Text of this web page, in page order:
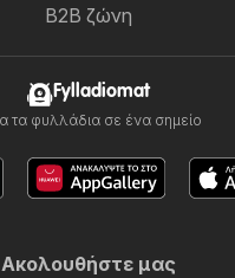
B2B ζώνη
Fylladiomat
τα φυλλάδια σε ένα σημείο
Ακολουθήστε μας